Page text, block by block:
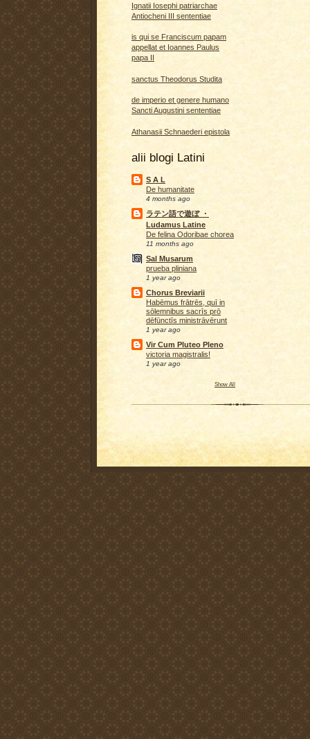
Ignatii Iosephi patriarchae
Antiocheni III sententiae
is qui se Franciscum papam
appellat et Ioannes Paulus
papa II
sanctus Theodorus Studita
de imperio et genere humano
Sancti Augustini sententiae
Athanasii Schnaederi epistola
alii blogi Latini
S A L
De humanitate
4 months ago
ラテン語で遊ぼ ・
Ludamus Latine
De felina Odoribae chorea
11 months ago
Sal Musarum
prueba pliniana
1 year ago
Chorus Breviarii
Habēmus frātrēs, quī in
sōlemnibus sacrīs prō
dēfūnctīs ministrāvērunt
1 year ago
Vir Cum Pluteo Pleno
victoria magistralis!
1 year ago
Show All